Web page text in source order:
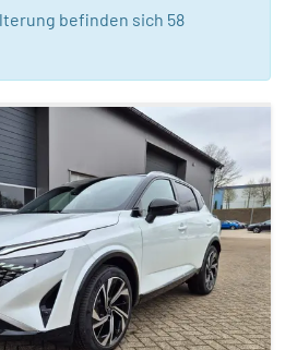
befinden sich 58